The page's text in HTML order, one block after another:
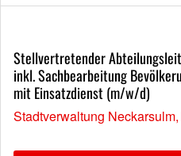
Stellvertretender
inkl. Sachbearbeitung
mit Einsatzdienst (m/w/d)
Stadtverwaltung